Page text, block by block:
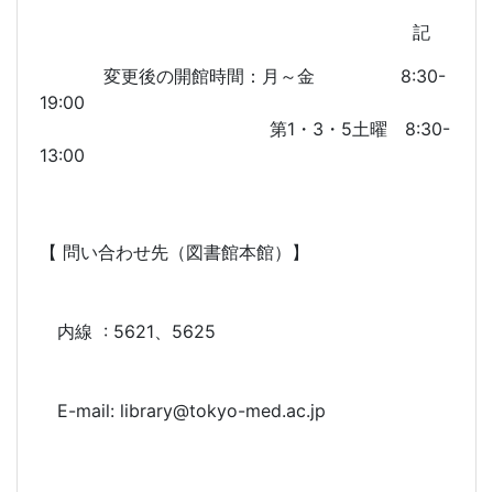
記
変更後の開館時間：月～金 8:30-
19:00
第1・3・5土曜 8:30-
13:00
【 問い合わせ先（図書館本館）】
内線 : 5621、5625
E-mail: library@tokyo-med.ac.jp